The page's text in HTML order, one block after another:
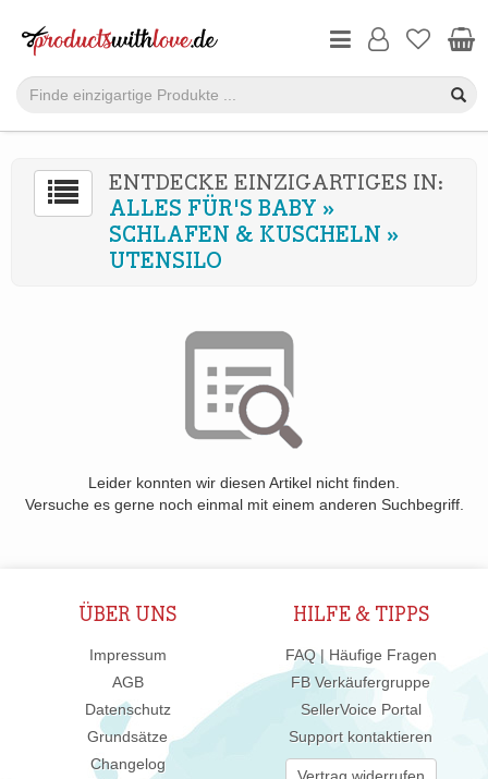
ENTDECKE EINZIGARTIGES IN:
ALLES FÜR'S BABY »
SCHLAFEN & KUSCHELN »
UTENSILO
Leider konnten wir diesen Artikel nicht finden.
Versuche es gerne noch einmal mit einem anderen Suchbegriff.
ÜBER UNS
Impressum
AGB
Datenschutz
Grundsätze
Changelog
HILFE & TIPPS
FAQ | Häufige Fragen
FB Verkäufergruppe
SellerVoice Portal
Support kontaktieren
Vertrag widerrufen